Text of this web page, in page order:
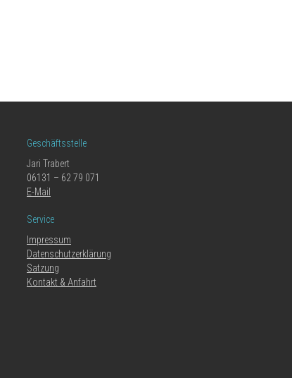
Geschäftsstelle
Jari Trabert
06131 – 62 79 071
E-Mail
Service
Impressum
Datenschutzerklärung
Satzung
Kontakt & Anfahrt